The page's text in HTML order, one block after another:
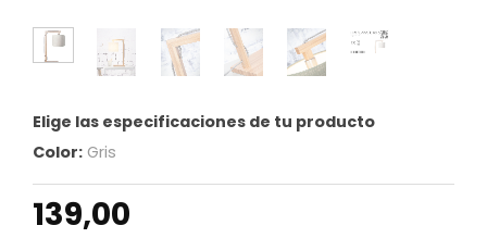
Elige las especificaciones de tu producto
Color: Gris
139,00